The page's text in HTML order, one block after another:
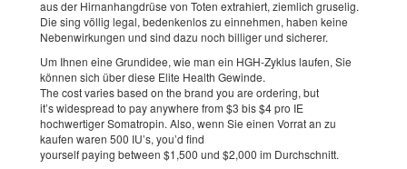
aus der Hirnanhangdrüse von Toten extrahiert, ziemlich gruselig.
Die sing völlig legal, bedenkenlos zu einnehmen, haben keine
Nebenwirkungen und sind dazu noch billiger und sicherer.
Um Ihnen eine Grundidee, wie man ein HGH-Zyklus laufen, Sie
können sich über diese Elite Health Gewinde.
The cost varies based on the brand you are ordering, but
it’s widespread to pay anywhere from $3 bis $4 pro IE
hochwertiger Somatropin. Also, wenn Sie einen Vorrat an zu
kaufen waren 500 IU’s, you’d find
yourself paying between $1,500 und $2,000 im Durchschnitt.